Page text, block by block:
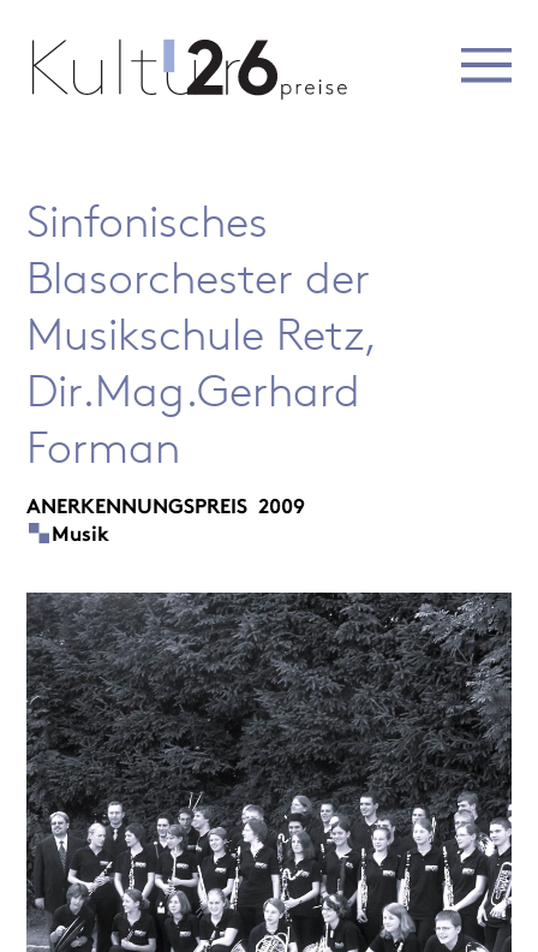
Sinfonisches
Blasorchester der
Musikschule Retz,
Dir.Mag.Gerhard
Forman
ANERKENNUNGSPREIS 2009
Musik